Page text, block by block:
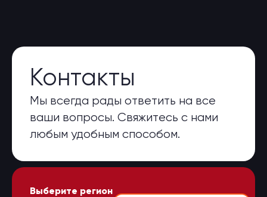
Контакты
Мы всегда рады ответить на все
ваши вопросы. Свяжитесь с нами
любым удобным способом.
Выберите регион